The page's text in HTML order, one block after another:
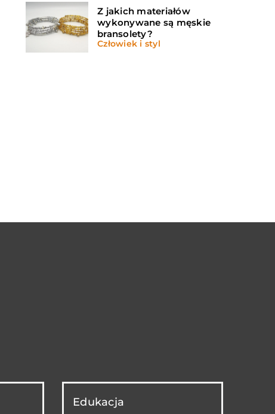
Z jakich materiałów
wykonywane są męskie
bransolety?
Człowiek i styl
Edukacja